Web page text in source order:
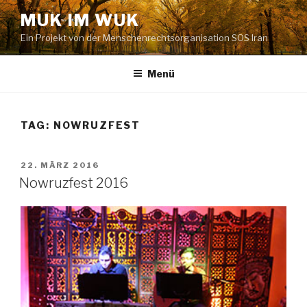
Zum
Inhalt
springen
MUK IM WUK
Ein Projekt von der Menschenrechtsorganisation SOS Iran
Menü
TAG: NOWRUZFEST
VERÖFFENTLICHT
AM
22. MÄRZ 2016
Nowruzfest 2016